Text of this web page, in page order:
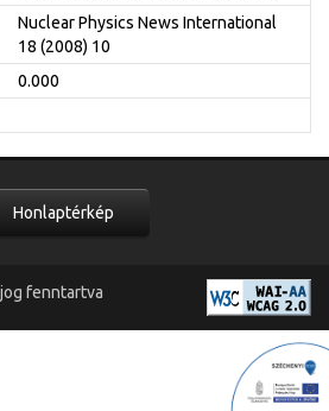
Nuclear Physics News International
18 (2008) 10
0.000
Honlaptérkép
fenntartva